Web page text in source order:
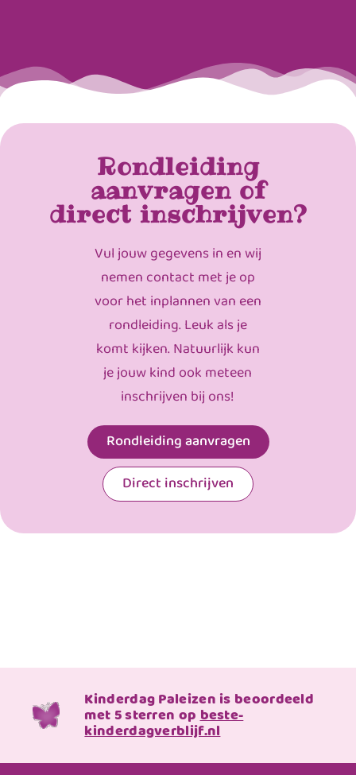
Rondleiding
aanvragen of
direct inschrijven?
Vul jouw gegevens in en wij
nemen contact met je op
voor het inplannen van een
rondleiding. Leuk als je
komt kijken. Natuurlijk kun
je jouw kind ook meteen
inschrijven bij ons!
Rondleiding aanvragen
Direct inschrijven
Kinderdag Paleizen is beoordeeld
met 5 sterren opbeste-
kinderdagverblijf.nl